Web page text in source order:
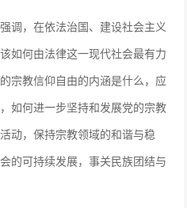
，在依法治国、建设社会主义
如何由法律这一现代社会最有力
宗教信仰自由的内涵是什么，应
如何进一步坚持和发展党的宗教
动，保持宗教领域的和谐与稳
的可持续发展，事关民族团结与